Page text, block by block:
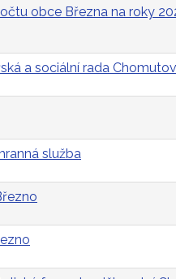
obce Března na roky
a sociální rada
služba